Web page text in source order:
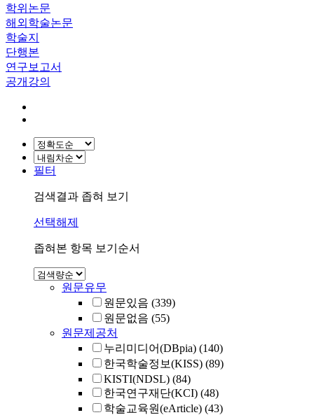
학위논문
해외학술논문
학술지
단행본
연구보고서
공개강의
필터
검색결과 좁혀 보기
선택해제
좁혀본 항목 보기순서
원문유무
원문있음 (339)
원문없음 (55)
원문제공처
누리미디어(DBpia) (140)
한국학술정보(KISS) (89)
KISTI(NDSL) (84)
한국연구재단(KCI) (48)
학술교육원(eArticle) (43)